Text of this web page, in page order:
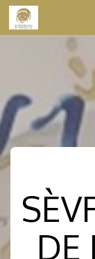
Skip to
DE